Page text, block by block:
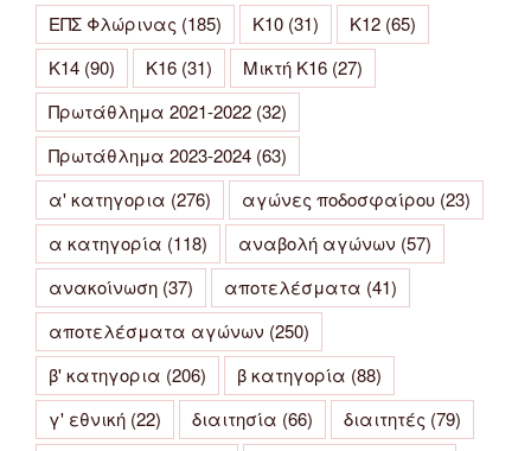
ΕΠΣ Φλώρινας (185) Κ10 (31) Κ12 (65)
Κ14 (90) Κ16 (31) Μικτή Κ16 (27)
Πρωτάθλημα 2021-2022 (32)
Πρωτάθλημα 2023-2024 (63)
α' κατηγορια (276) αγώνες ποδοσφαίρου (23)
α κατηγορία (118) αναβολή αγώνων (57)
ανακοίνωση (37) αποτελέσματα (41)
αποτελέσματα αγώνων (250)
β' κατηγορια (206) β κατηγορία (88)
γ' εθνική (22) διαιτησία (66) διαιτητές (79)